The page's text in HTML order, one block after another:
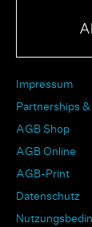
Impressum
Partnerships
AGB Shop
AGB Online
AGB-Print
Datenschutz